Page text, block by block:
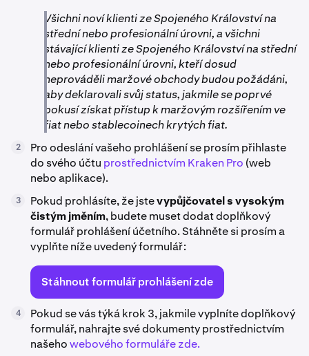
Všichni noví klienti ze Spojeného Království na
střední nebo profesionální úrovni, a všichni
stávající klienti ze Spojeného Království na střední
nebo profesionální úrovni, kteří dosud
neprováděli maržové obchody budou požádáni,
aby deklarovali svůj status, jakmile se poprvé
pokusí získat přístup k maržovým rozšířením ve
fiat nebo stablecoinech krytých fiat.
2
Pro odeslání vašeho prohlášení se prosím přihlaste
do svého účtu prostřednictvím Kraken Pro (web
nebo aplikace).
3 Pokud prohlásíte, že jstevypůjčovatel s vysokým
čistým jměním, budete muset dodat doplňkový
formulář prohlášení účetního. Stáhněte si prosím a
vyplňte níže uvedený formulář:
Stáhnout formulář prohlášení zde
4
Pokud se vás týká krok 3, jakmile vyplníte doplňkový
formulář, nahrajte své dokumenty prostřednictvím
našehowebového formuláře zde.